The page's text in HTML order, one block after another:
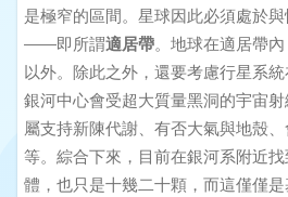
是極窄的區間。星球因此必須處於
——即所謂適居帶。地球在適居帶
以外。除此之外，還要考慮行星系
銀河中心會受超大質量黑洞的宇宙
屬支持新陳代謝、有否大氣與地殼
等。綜合下來，目前在銀河系附近
體，也只是十幾二十顆，而這僅僅是